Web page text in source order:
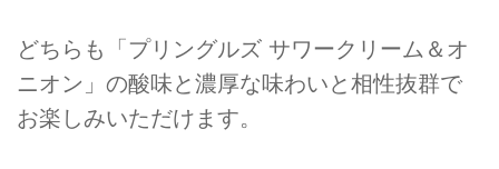
どちらも「プリングルズ サワークリーム＆オ
ニオン」の酸味と濃厚な味わいと相性抜群で
お楽しみいただけます。